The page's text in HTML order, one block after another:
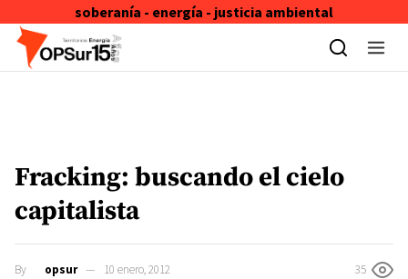
soberanía - energía - justicia ambiental
Skip to content
Fracking: buscando el cielo
capitalista
By opsur 10 enero, 2012 35